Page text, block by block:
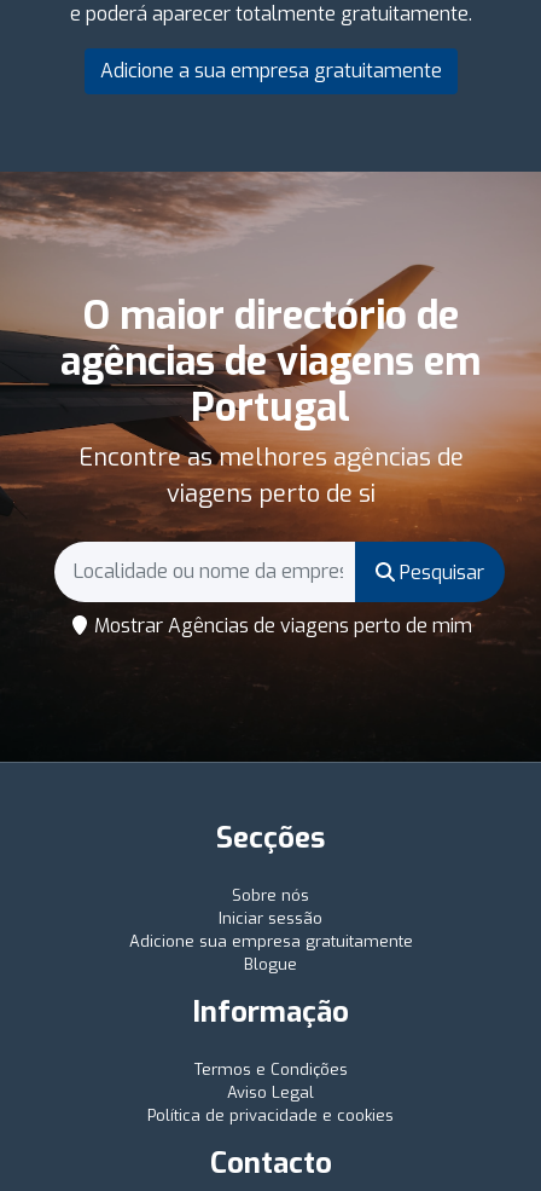
e poderá aparecer totalmente gratuitamente.
Adicione a sua empresa gratuitamente
O maior directório de
agências de viagens em
Portugal
Encontre as melhores agências de
viagens perto de si
Pesquisar
Mostrar Agências de viagens perto de mim
Secções
Sobre nós
Iniciar sessão
Adicione sua empresa gratuitamente
Blogue
Informação
Termos e Condições
Aviso Legal
Política de privacidade e cookies
Contacto